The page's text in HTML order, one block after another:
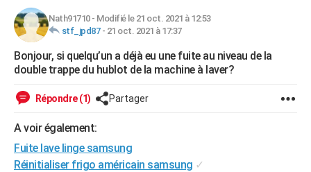
Retraite
Impôts
Epargne
Immobilier
Risques naturels par ville
Banque
Assurance
Crédit
AUTO
Essais
Réserver un essai
Citadines
Berlines
SUV
Forum auto
HIGH-TECH
Mobiles
Meilleur smartphone
Internet
Ordinateurs
Jeux vidéo
Guide high-tech
+BRICOLAGE
Forum
Aménagement intérieur
Extérieur
Cuisine
Salle de bains
Jardinage
Rangement
WEEK-END
Guides de France
Escapades
Patrimoine
Expositions
Musées
Week-end nature
+LIFESTYLE
Art de vivre
Bien-être
Loisirs
Mode
Modes de vie
SANTE
Nath91710- Modifié le 21 oct. 2021 à 12:53
stf_jpd87- 21 oct. 2021 à 17:37
Bonjour, si quelqu’un a déjà eu une fuite au niveau de la
double trappe du hublot de la machine à laver?
Répondre (1) Partager
A voir également:
Fuite lave linge samsung
Réinitialiser frigo américain samsung ✓